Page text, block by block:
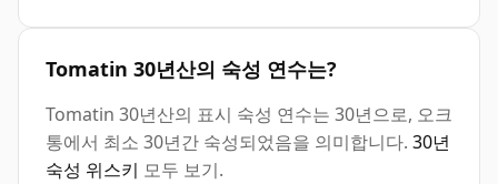
Tomatin 30년산의 숙성 연수는?
Tomatin 30년산의 표시 숙성 연수는 30년으로, 오크
통에서 최소 30년간 숙성되었음을 의미합니다. 30년
숙성 위스키 모두 보기.